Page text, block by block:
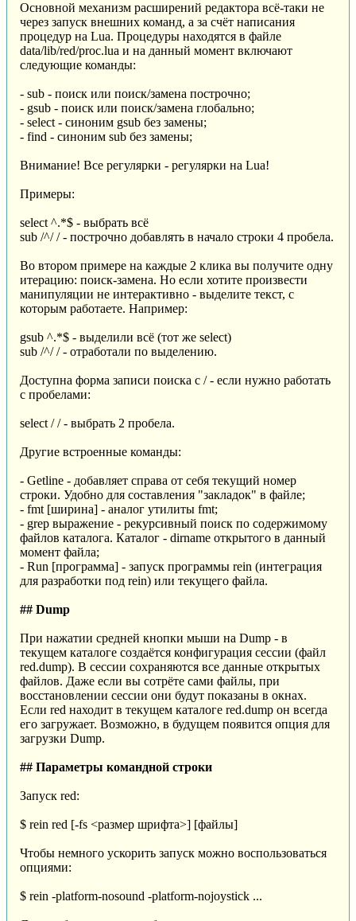
Основной механизм расширений редактора всё-таки не
через запуск внешних команд, а за счёт написания
процедур на Lua. Процедуры находятся в файле
data/lib/red/proc.lua и на данный момент включают
следующие команды:
- sub - поиск или поиск/замена построчно;
- gsub - поиск или поиск/замена глобально;
- select - синоним gsub без замены;
- find - синоним sub без замены;
Внимание! Все регулярки - регулярки на Lua!
Примеры:
select ^.*$ - выбрать всё
sub /^/ / - построчно добавлять в начало строки 4 пробела.
Во втором примере на каждые 2 клика вы получите одну
итерацию: поиск-замена. Но если хотите произвести
манипуляции не интерактивно - выделите текст, с
которым работаете. Например:
gsub ^.*$ - выделили всё (тот же select)
sub /^/ / - отработали по выделению.
Доступна форма записи поиска с / - если нужно работать
с пробелами:
select / / - выбрать 2 пробела.
Другие встроенные команды:
- Getline - добавляет справа от себя текущий номер
строки. Удобно для составления "закладок" в файле;
- fmt [ширина] - аналог утилиты fmt;
- grep выражение - рекурсивный поиск по содержимому
файлов каталога. Каталог - dirname открытого в данный
момент файла;
- Run [программа] - запуск программы rein (интеграция
для разработки под rein) или текущего файла.
## Dump
При нажатии средней кнопки мыши на Dump - в
текущем каталоге создаётся конфигурация сессии (файл
red.dump). В сессии сохраняются все данные открытых
файлов. Даже если вы сотрёте сами файлы, при
восстановлении сессии они будут показаны в окнах.
Если red находит в текущем каталоге red.dump он всегда
его загружает. Возможно, в будущем появится опция для
загрузки Dump.
## Параметры командной строки
Запуск red:
$ rein red [-fs <размер шрифта>] [файлы]
Чтобы немного ускорить запуск можно воспользоваться
опциями:
$ rein -platform-nosound -platform-nojoystick ...